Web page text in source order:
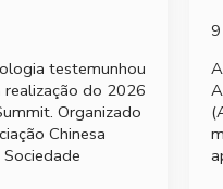
testemunhou
do 2026
Organizado
Chinesa